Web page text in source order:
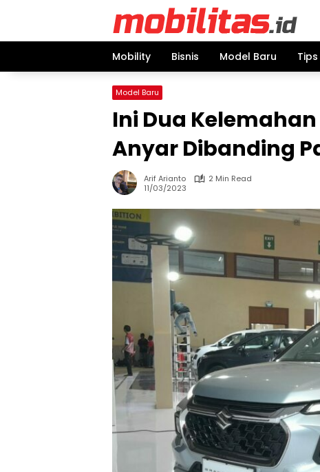
Mobility Bisnis Model Baru Tips
Model Baru
Ini Dua
Anyar Dibanding
Arif Arianto
2 Min Read
11/03/2023